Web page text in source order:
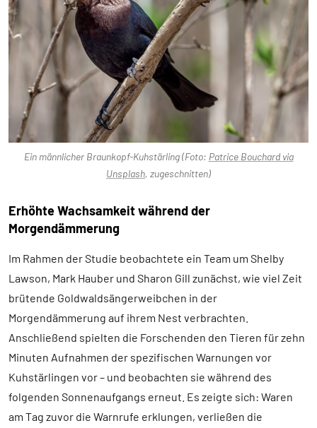
Ein männlicher Braunkopf-Kuhstärling (Foto: Patrice Bouchard via
Unsplash, zugeschnitten)
Erhöhte Wachsamkeit während der
Morgendämmerung
Im Rahmen der Studie beobachtete ein Team um Shelby
Lawson, Mark Hauber und Sharon Gill zunächst, wie viel Zeit
brütende Goldwaldsängerweibchen in der
Morgendämmerung auf ihrem Nest verbrachten.
Anschließend spielten die Forschenden den Tieren für zehn
Minuten Aufnahmen der spezifischen Warnungen vor
Kuhstärlingen vor – und beobachten sie während des
folgenden Sonnenaufgangs erneut. Es zeigte sich: Waren
am Tag zuvor die Warnrufe erklungen, verließen die